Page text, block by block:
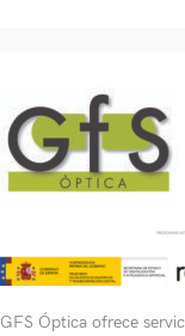
GFS Óptica ofrece